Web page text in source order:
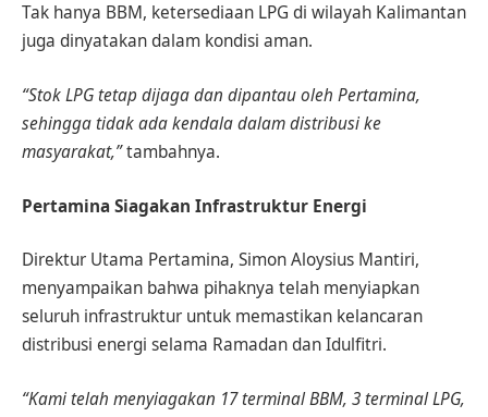
Tak hanya BBM, ketersediaan LPG di wilayah Kalimantan
juga dinyatakan dalam kondisi aman.
“Stok LPG tetap dijaga dan dipantau oleh Pertamina,
sehingga tidak ada kendala dalam distribusi ke
masyarakat,”tambahnya.
Pertamina Siagakan Infrastruktur Energi
Direktur Utama Pertamina, Simon Aloysius Mantiri,
menyampaikan bahwa pihaknya telah menyiapkan
seluruh infrastruktur untuk memastikan kelancaran
distribusi energi selama Ramadan dan Idulfitri.
“Kami telah menyiagakan 17 terminal BBM, 3 terminal LPG,